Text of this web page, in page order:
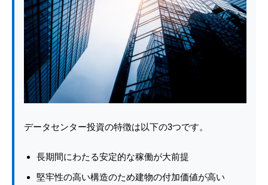
データセンター投資の特徴は以下の3つです。
長期間にわたる安定的な稼働が大前提
堅牢性の高い構造のため建物の付加価値が高い